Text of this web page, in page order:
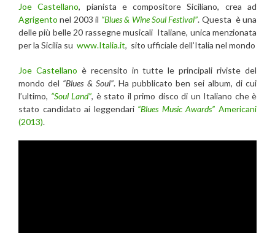
Joe Castellano, pianista e compositore Siciliano, crea ad
Agrigento nel 2003 il “Blues & Wine Soul Festival”. Questa è una
delle più belle 20 rassegne musicali Italiane, unica menzionata
per la Sicilia su www.Italia.it, sito ufficiale dell’Italia nel mondo
Joe Castellano è recensito in tutte le principali riviste del
mondo del “Blues & Soul”. Ha pubblicato ben sei album, di cui
l’ultimo, “Soul Land”, è stato il primo disco di un Italiano che è
stato candidato ai leggendari “Blues Music Awards” Americani
(2013).